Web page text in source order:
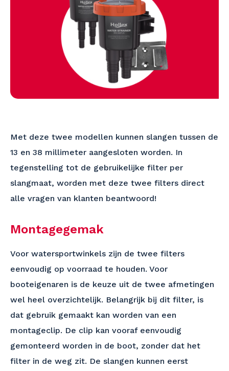
Met deze twee modellen kunnen slangen tussen de
13 en 38 millimeter aangesloten worden. In
tegenstelling tot de gebruikelijke filter per
slangmaat, worden met deze twee filters direct
alle vragen van klanten beantwoord!
Montagegemak
Voor watersportwinkels zijn de twee filters
eenvoudig op voorraad te houden. Voor
booteigenaren is de keuze uit de twee afmetingen
wel heel overzichtelijk. Belangrijk bij dit filter, is
dat gebruik gemaakt kan worden van een
montageclip. De clip kan vooraf eenvoudig
gemonteerd worden in de boot, zonder dat het
filter in de weg zit. De slangen kunnen eerst